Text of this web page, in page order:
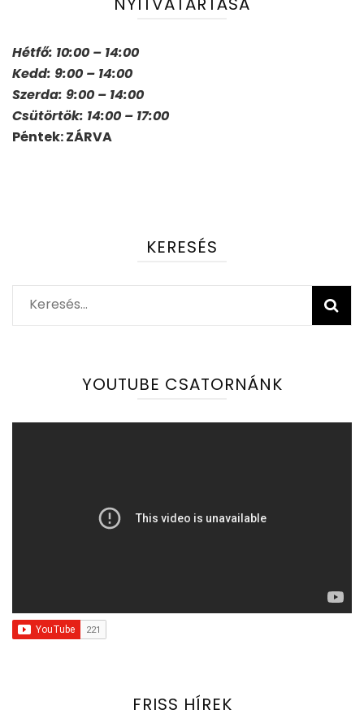
Hétfő: 10:00 – 14:00
Kedd: 9:00 – 14:00
Szerda: 9:00 – 14:00
Csütörtök: 14:00 – 17:00
Péntek: ZÁRVA
KERESÉS
Keresés:
YOUTUBE CSATORNÁNK
FRISS HÍREK